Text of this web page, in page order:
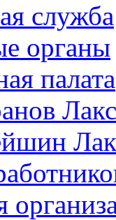
служба
органы
палата